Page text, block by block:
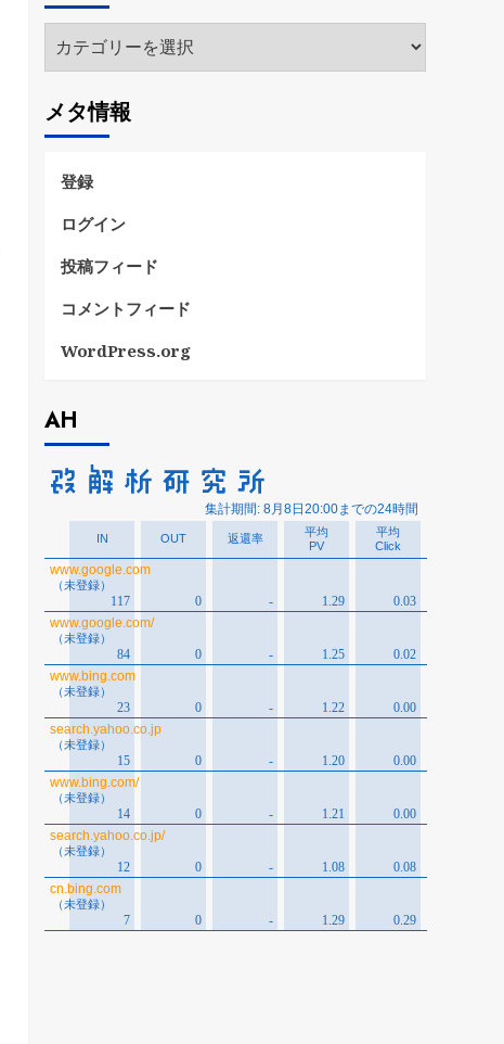
ブ
テ
リ
ー
メタ情報
登録
ログイン
投稿フィード
コメントフィード
WordPress.org
AH